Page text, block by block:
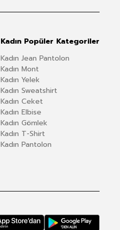
Kadın Popüler Kategoriler
Kadın Jean Pantolon
Kadın Mont
Kadın Yelek
Kadın Sweatshirt
Kadın Ceket
Kadın Elbise
Kadın Gömlek
Kadın T-Shirt
Kadın Pantolon